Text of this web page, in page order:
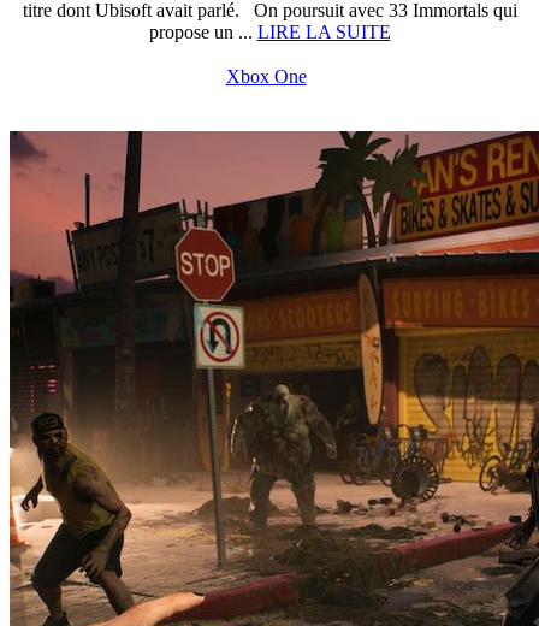
titre dont Ubisoft avait parlé. On poursuit avec 33 Immortals qui
propose un ... LIRE LA SUITE
Xbox One